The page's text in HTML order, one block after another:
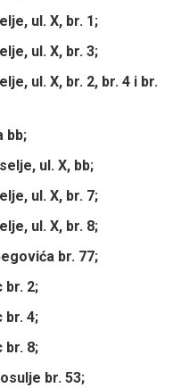
ul. X, br. 1;
ul. X, br. 3;
ul. X, br. 2, br. 4 i br.
bb;
ul. X, bb;
ul. X, br. 7;
ul. X, br. 8;
br. 77;
br. 2;
br. 4;
br. 8;
br. 53;